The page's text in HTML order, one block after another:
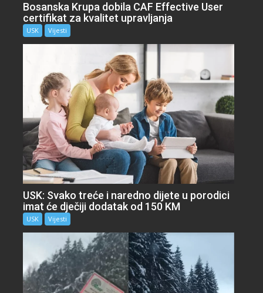
Bosanska Krupa dobila CAF Effective User
certifikat za kvalitet upravljanja
USK Vijesti
USK: Svako treće i naredno dijete u porodici
imat će dječiji dodatak od 150 KM
USK Vijesti